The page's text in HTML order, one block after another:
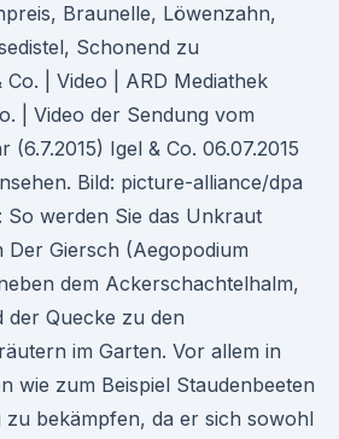
Braunelle, Löwenzahn,
Schonend zu
Co. | Video | ARD Mediathek
| Video der Sendung vom
(6.7.2015) Igel & Co. 06.07.2015
Bild: picture-alliance/dpa
So werden Sie das Unkraut
Giersch (Aegopodium
dem Ackerschachtelhalm,
Quecke zu den
im Garten. Vor allem in
wie zum Beispiel Staudenbeeten
zu bekämpfen, da er sich sowohl